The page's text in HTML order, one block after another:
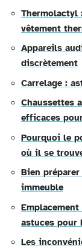
Thermolactyl
vêtement
Appareils
discrètement
Carrelage :
Chaussettes
efficaces
Pourquoi le
où il se
Bien
immeuble
astuces pour
Les